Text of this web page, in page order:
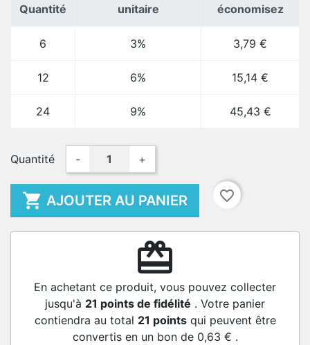
Quantité
unitaire
économisez
6 3% 3,79 €
12 6% 15,14 €
24 9% 45,43 €
Quantité - +
 AJOUTER AU PANIER favorite_border
redeem
En achetant ce produit, vous pouvez collecter
jusqu'à 21 points de fidélité . Votre panier
contiendra au total 21 pointsqui peuvent être
convertis en un bon de 0,63 € .